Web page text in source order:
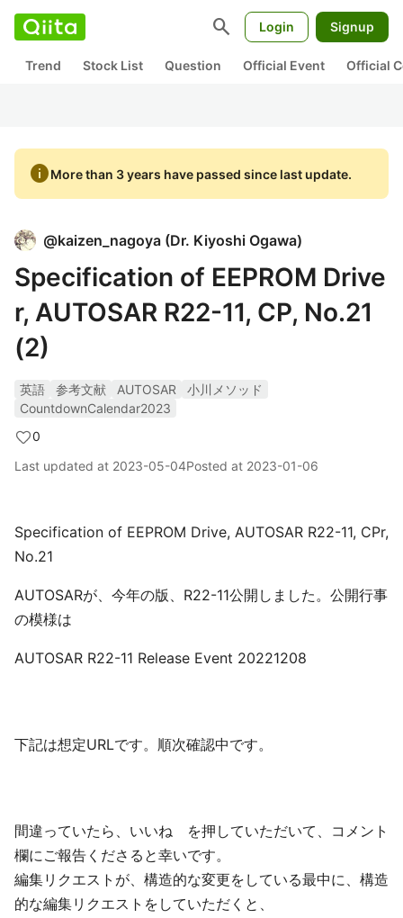
search Login Signup
Trend Stock List Question Official Event Official
infoMore than 3 years have passed since last update.
@kaizen_nagoya (Dr. Kiyoshi Ogawa)
Specification of EEPROM Drive
r, AUTOSAR R22-11, CP, No.21
(2)
英語 参考文献 AUTOSAR
小川メソッド
CountdownCalendar2023
0
Last updated at 2023-05-04Posted at 2023-01-06
Specification of EEPROM Drive, AUTOSAR R22-11, CPr,
No.21
AUTOSARが、今年の版、R22-11公開しました。公開行事
の模様は
AUTOSAR R22-11 Release Event 20221208
下記は想定URLです。順次確認中です。
間違っていたら、いいね を押していただいて、コメント
欄にご報告くださると幸いです。
編集リクエストが、構造的な変更をしている最中に、構造
的な編集リクエストをしていただくと、